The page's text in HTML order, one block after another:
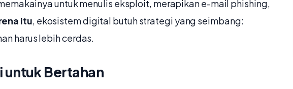
untuk menulis eksploit, merapikan e-mail phishing,
itu, ekosistem digital butuh strategi yang seimbang:
harus lebih cerdas.
untuk Bertahan